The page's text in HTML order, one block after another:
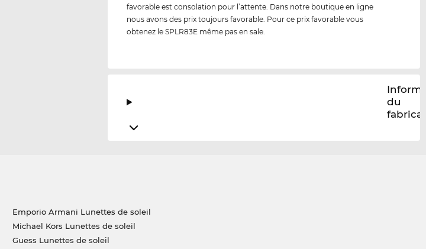
favorable est consolation pour l’attente. Dans notre boutique en ligne
nous avons des prix toujours favorable. Pour ce prix favorable vous
obtenez le SPLR83E même pas en sale.
du
Emporio Armani Lunettes de soleil
Michael Kors Lunettes de soleil
Guess Lunettes de soleil